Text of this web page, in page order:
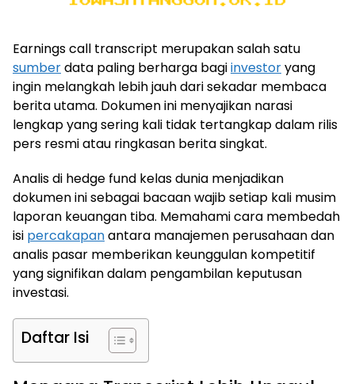
Earnings call transcript merupakan salah satu
sumberdata paling berharga bagiinvestoryang
ingin melangkah lebih jauh dari sekadar membaca
berita utama. Dokumen ini menyajikan narasi
lengkap yang sering kali tidak tertangkap dalam rilis
pers resmi atau ringkasan berita singkat.
Analis di hedge fund kelas dunia menjadikan
dokumen ini sebagai bacaan wajib setiap kali musim
laporan keuangan tiba. Memahami cara membedah
isi percakapanantara manajemen perusahaan dan
analis pasar memberikan keunggulan kompetitif
yang signifikan dalam pengambilan keputusan
investasi.
Daftar Isi